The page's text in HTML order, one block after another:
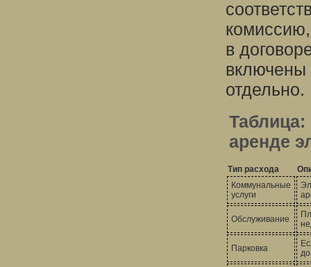
в
включены
отдельно.
аренде
Тип расхода
Коммунальные
услуги
Обслуживание
Парковка